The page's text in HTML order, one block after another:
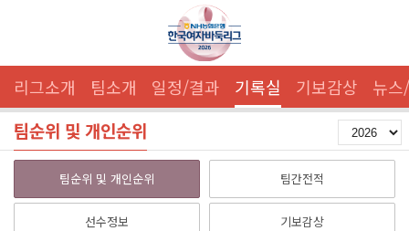
리그소개 팀소개 일정/결과 기록실 기보감상 뉴
팀순위 및 개인순위
팀순위 및 개인순위 팀간전적
선수정보 기보감상